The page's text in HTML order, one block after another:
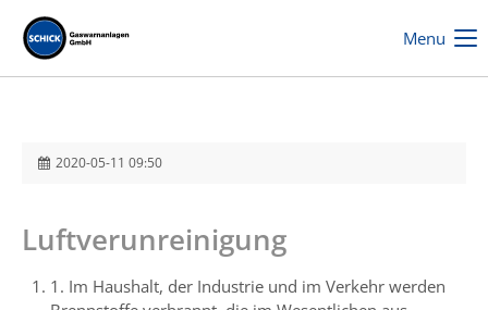
Menu
2020-05-11 09:50
Luftverunreinigung
1. Im Haushalt, der Industrie und im Verkehr werden